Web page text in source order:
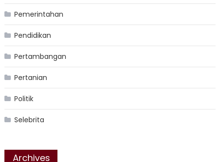
Pemerintahan
Pendidikan
Pertambangan
Pertanian
Politik
Selebrita
Archives